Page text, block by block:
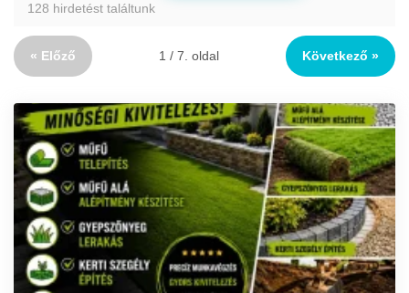
128 hirdetést találtunk
« Előző 1 / 7. oldal Következő »